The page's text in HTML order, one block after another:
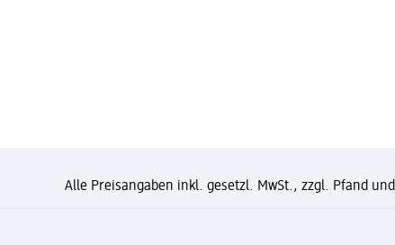
Alle Preisangaben inkl. gesetzl. MwSt., zzgl. Pfand und